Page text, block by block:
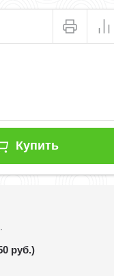
Купить
руб.)